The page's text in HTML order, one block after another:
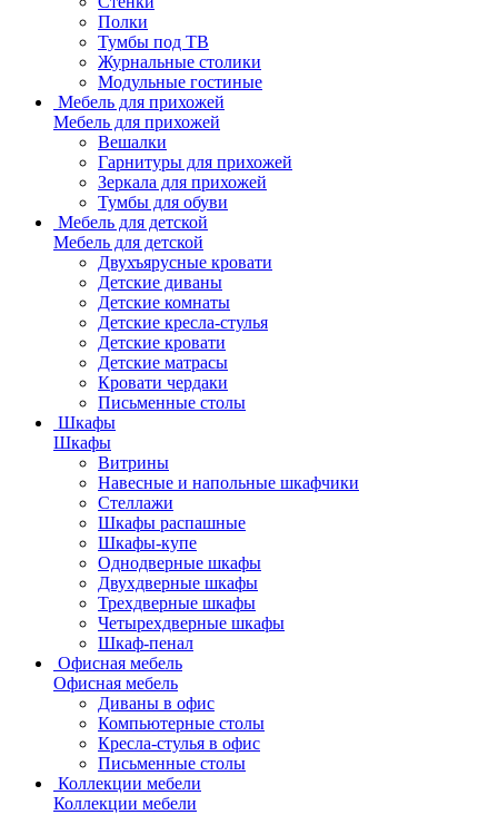
Полки
Тумбы под ТВ
Журнальные столики
Модульные гостиные
Мебель для прихожей
Мебель для прихожей
Вешалки
Гарнитуры для прихожей
Зеркала для прихожей
Тумбы для обуви
Мебель для детской
Мебель для детской
Двухъярусные кровати
Детские диваны
Детские комнаты
Детские кресла-стулья
Детские кровати
Детские матрасы
Кровати чердаки
Письменные столы
Шкафы
Шкафы
Витрины
Навесные и напольные шкафчики
Стеллажи
Шкафы распашные
Шкафы-купе
Однодверные шкафы
Двухдверные шкафы
Трехдверные шкафы
Четырехдверные шкафы
Шкаф-пенал
Офисная мебель
Офисная мебель
Диваны в офис
Компьютерные столы
Кресла-стулья в офис
Письменные столы
Коллекции мебели
Коллекции мебели